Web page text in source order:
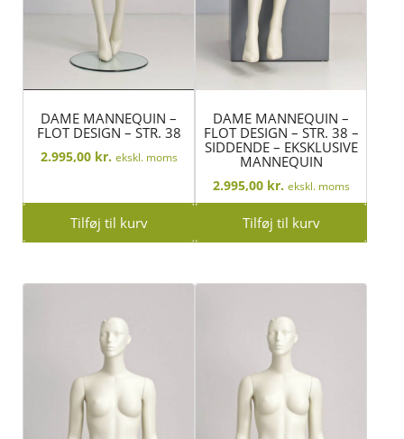
DAME MANNEQUIN –
FLOT DESIGN – STR. 38
2.995,00 kr. ekskl. moms
Tilføj til kurv
DAME MANNEQUIN –
FLOT DESIGN – STR. 38 –
SIDDENDE – EKSKLUSIVE
MANNEQUIN
2.995,00 kr. ekskl. moms
Tilføj til kurv